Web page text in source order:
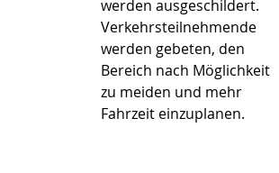
werden ausgeschildert.
Verkehrsteilnehmende
werden gebeten, den
Bereich nach Möglichkeit
zu meiden und mehr
Fahrzeit einzuplanen.